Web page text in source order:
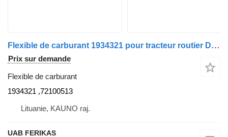
Flexible de carburant 1934321 pour tracteur routier DAF XF 106
Prix sur demande
Flexible de carburant
1934321 ,72100513
Lituanie, KAUNO raj.
UAB FERIKAS